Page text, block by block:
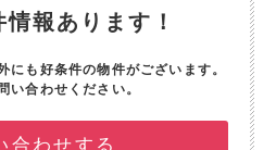
報あります！
にも好条件の物件がございます。
い合わせください。
合わせする